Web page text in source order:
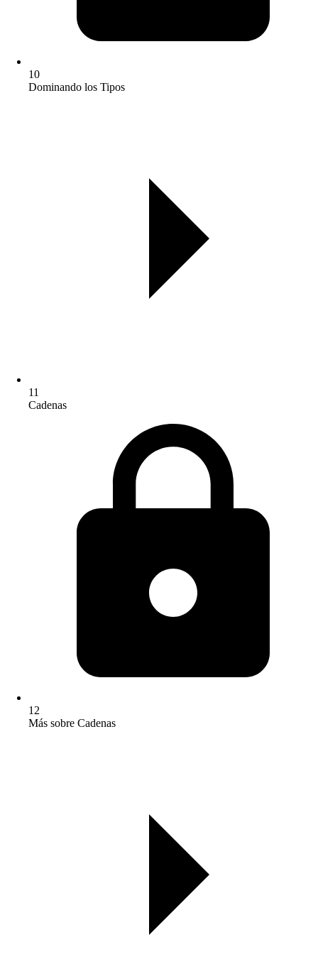
10
Dominando los Tipos
11
Cadenas
12
Más sobre Cadenas